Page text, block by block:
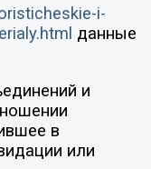
i-
данные
и
в
или